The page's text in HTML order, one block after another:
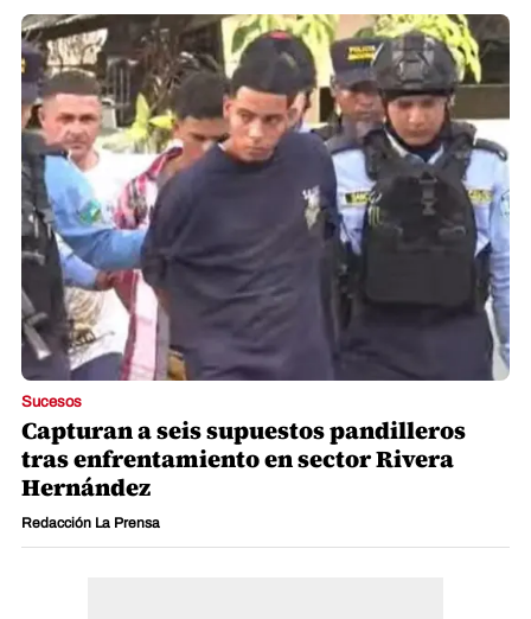
Sucesos
Capturan a seis supuestos pandilleros
tras enfrentamiento en sector Rivera
Hernández
Redacción La Prensa